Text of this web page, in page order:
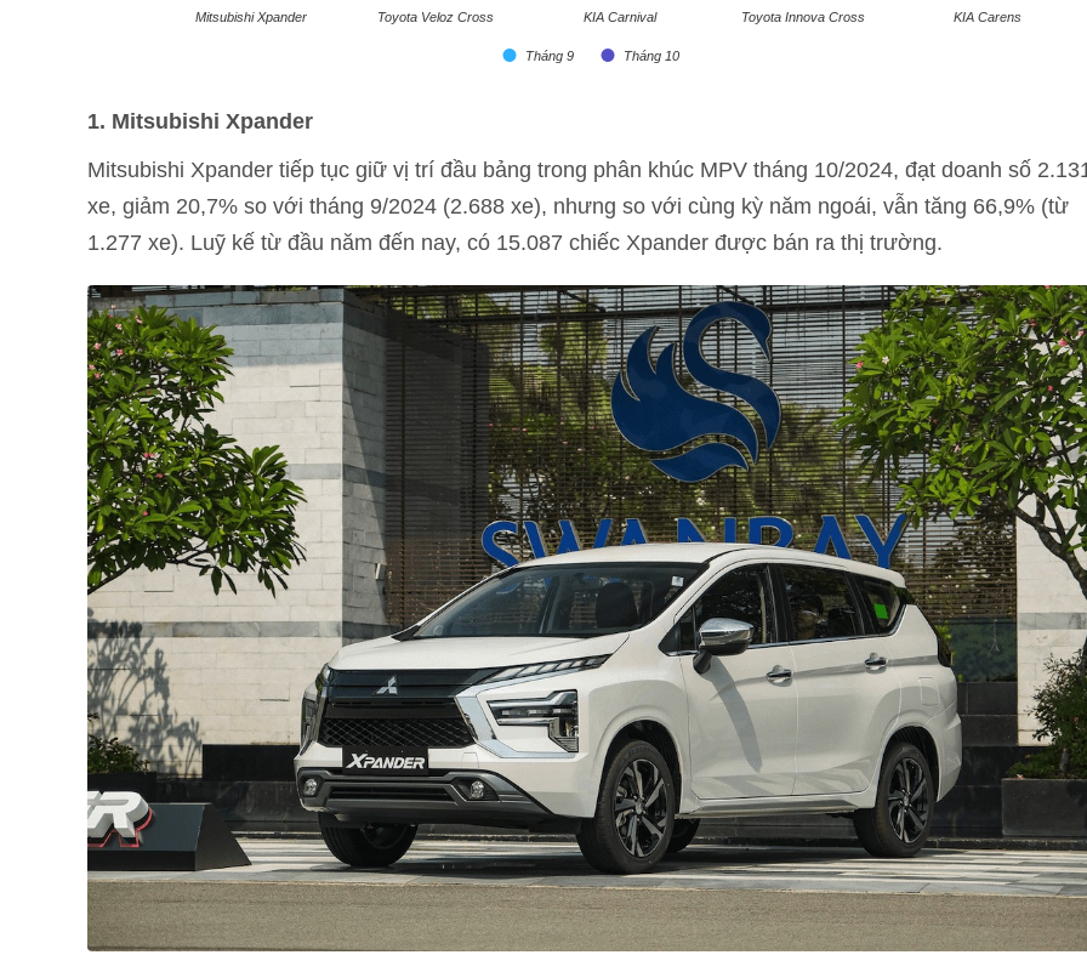
Tháng 9 Tháng 10
Mitsubishi Xpander Toyota Veloz Cross KIA Carnival Toyota Innova Cross KIA Carens
1. Mitsubishi Xpander
Mitsubishi Xpander tiếp tục giữ vị trí đầu bảng trong phân khúc MPV tháng 10/2024, đạt doanh số
xe, giảm 20,7% so với tháng 9/2024 (2.688 xe), nhưng so với cùng kỳ năm ngoái, vẫn tăng 66,9% (từ
1.277 xe). Luỹ kế từ đầu năm đến nay, có 15.087 chiếc Xpander được bán ra thị trường.